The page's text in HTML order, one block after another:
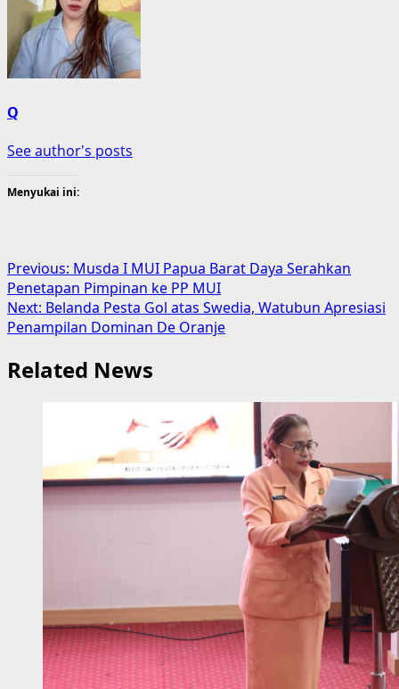
Q
See author's posts
Menyukai ini:
Post
navigation
Previous: Musda I MUI Papua Barat Daya Serahkan
Penetapan Pimpinan ke PP MUI
Next: Belanda Pesta Gol atas Swedia, Watubun Apresiasi
Penampilan Dominan De Oranje
Related News